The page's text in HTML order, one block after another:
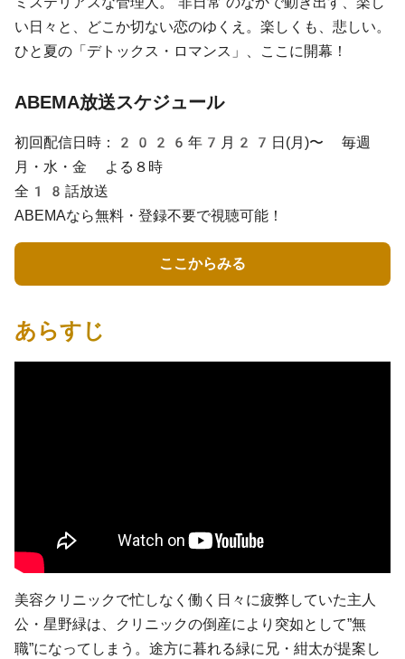
い日々と、どこか切ない恋のゆくえ。楽しくも、悲しい。
ひと夏の「デトックス・ロマンス」、ここに開幕！
ABEMA放送スケジュール
初回配信日時：2026年7月27日(月)〜 毎週
月・水・金 よる８時
全18話放送
ABEMAなら無料・登録不要で視聴可能！
ここからみる
あらすじ
美容クリニックで忙しなく働く日々に疲弊していた主人
公・星野緑は、クリニックの倒産により突如として”無
職”になってしまう。途方に暮れる緑に兄・紺太が提案し